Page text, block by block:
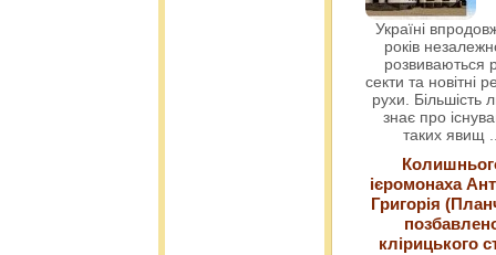
Україні
років
розвиваються
секти та новітні
рухи. Більшість
знає про
таких явищ
ієромонаха
Григорія
клірицького